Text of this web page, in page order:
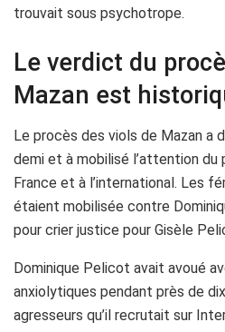
trouvait sous psychotrope.
Le verdict du
Mazan est
Le procès des viols de Mazan a
demi et à mobilisé l’attention du
France et à l’international. Les
étaient mobilisée contre
pour crier justice pour Gisèle
Dominique Pelicot avait avoué
anxiolytiques pendant près de
agresseurs qu’il recrutait sur